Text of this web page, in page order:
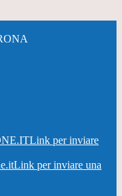
Link per inviare
Link per inviare una